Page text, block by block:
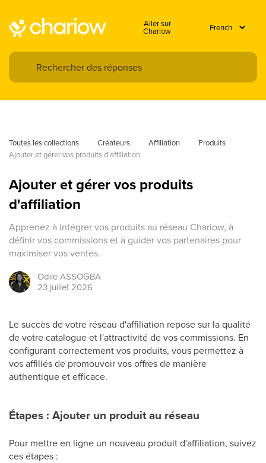
Aller sur
Chariow
Toutes les collections Créateurs Affiliation
Produits
Ajouter et gérer vos produits d'affiliation
Ajouter et gérer vos produits
d'affiliation
Apprenez à intégrer vos produits au réseau Chariow, à
définir vos commissions et à guider vos partenaires pour
maximiser vos ventes.
OdileASSOGBA
23 juillet 2026
Le succès de votre réseau d'affiliation repose sur la qualité
de votre catalogue et l'attractivité de vos commissions. En
configurant correctement vos produits, vous permettez à
vos affiliés de promouvoir vos offres de manière
authentique et efficace.
Étapes : Ajouter un produit au réseau
Pour mettre en ligne un nouveau produit d'affiliation, suivez
ces étapes :